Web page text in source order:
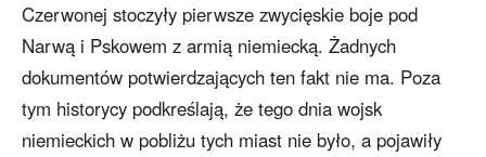
Czerwonej stoczyły pierwsze zwycięskie boje pod
Narwą i Pskowem z armią niemiecką. Żadnych
dokumentów potwierdzających ten fakt nie ma. Poza
tym historycy podkreślają, że tego dnia wojsk
niemieckich w pobliżu tych miast nie było, a pojawiły